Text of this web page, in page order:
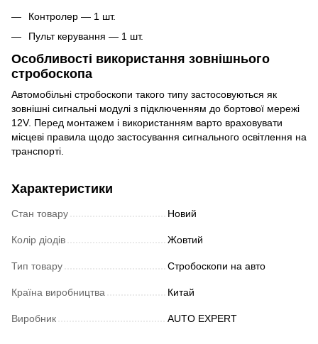
Контролер — 1 шт.
Пульт керування — 1 шт.
Особливості використання зовнішнього
стробоскопа
Автомобільні стробоскопи такого типу застосовуються як
зовнішні сигнальні модулі з підключенням до бортової мережі
12V. Перед монтажем і використанням варто враховувати
місцеві правила щодо застосування сигнального освітлення на
транспорті.
Характеристики
Стан товару Новий
Колір діодів Жовтий
Тип товару Стробоскопи на авто
Країна виробництва Китай
Виробник AUTO EXPERT